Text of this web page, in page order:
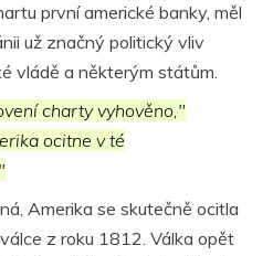
první americké banky, měl
už značný politický vliv
vládě a některým státům.
charty vyhověno,"
ocitne v té
Amerika se skutečně ocitla
z roku 1812. Válka opět